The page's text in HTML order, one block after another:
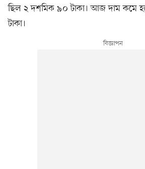
ছিল ২ দশমিক ৯০ টাকা। আজ দাম কমে
টাকা।